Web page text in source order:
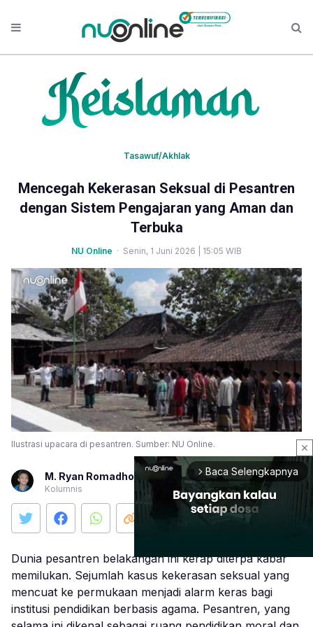
Tasawuf/Akhlak
Mencegah Kekerasan Seksual di Pesantren
dengan Sistem Pengajaran yang Aman dan
Terbuka
NU Online · Senin, 1 Juni 2026 | 15:05 WIB
Ilustrasi upacara di pesantren. Sumber: NU Online.
M. Ryan Romadhon
Kolumnis
Dunia pesantren belakangan ini kerap diterpa kabar
memilukan. Sejumlah kasus kekerasan seksual yang
mencuat ke permukaan menjadi alarm keras bagi
institusi pendidikan berbasis agama. Pesantren, yang
close
arrow_forward_ios Baca Selengkapnya
Mute